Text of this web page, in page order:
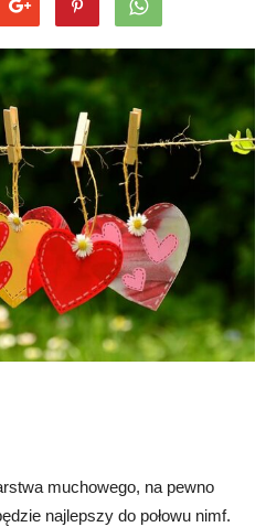
muchowego, na pewno
najlepszy do połowu nimf.